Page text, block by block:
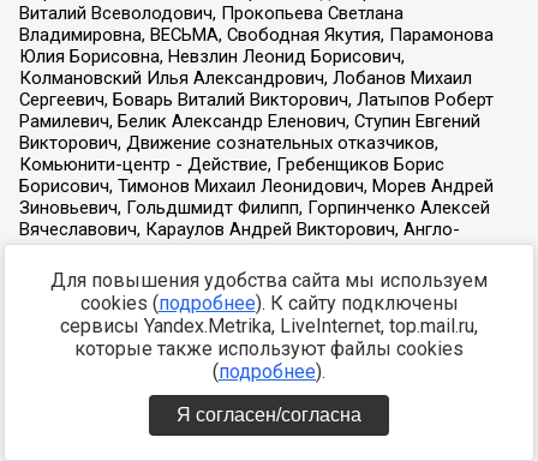
Для повышения удобства сайта мы используем
cookies (подробнее). К сайту подключены
сервисы Yandex.Metrika, LiveInternet, top.mail.ru,
которые также используют файлы cookies
(подробнее).
Я согласен/согласна